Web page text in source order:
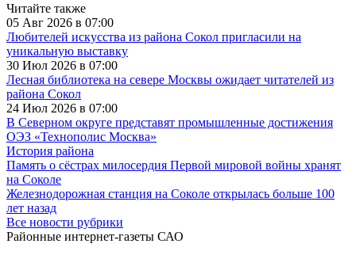
Читайте также
05 Авг 2026 в 07:00
Любителей искусства из района Сокол пригласили на
уникальную выставку
30 Июл 2026 в 07:00
Лесная библиотека на севере Москвы ожидает читателей из
района Сокол
24 Июл 2026 в 07:00
В Северном округе представят промышленные достижения
ОЭЗ «Технополис Москва»
История района
Память о сёстрах милосердия Первой мировой войны хранят
на Соколе
Железнодорожная станция на Соколе открылась больше 100
лет назад
Все новости рубрики
Районные интернет-газеты САО